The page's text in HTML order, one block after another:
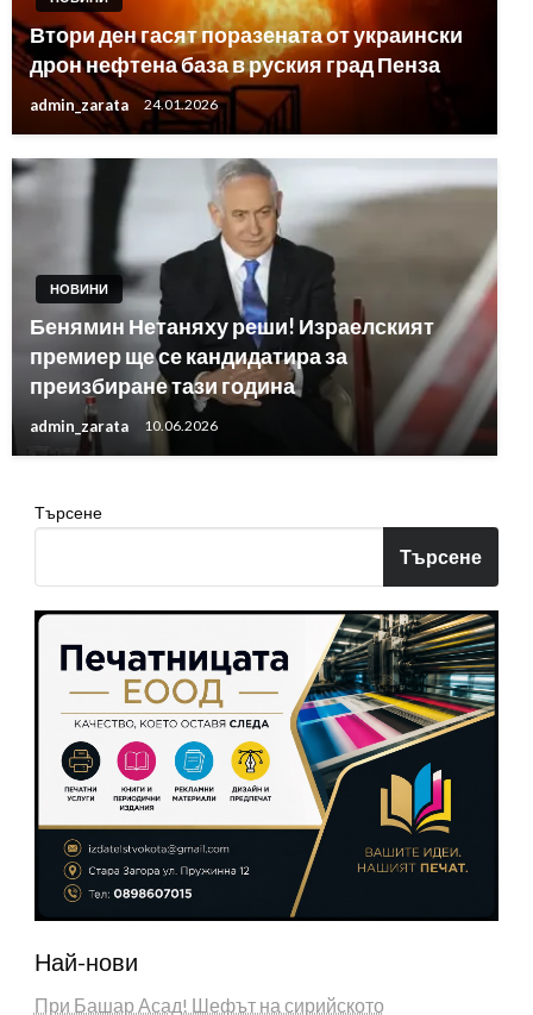
Втори ден гасят поразената от украински
дрон нефтена база в руския град Пенза
admin_zarata 24.01.2026
НОВИНИ
Бенямин Нетаняху реши! Израелският
премиер ще се кандидатира за
преизбиране тази година
admin_zarata 10.06.2026
Търсене
Търсене
Най-нови
При Башар Асад! Шефът на сирийското